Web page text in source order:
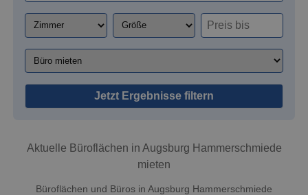
Jetzt Ergebnisse filtern
Aktuelle Büroflächen in Augsburg Hammerschmiede
mieten
Büroflächen und Büros in Augsburg Hammerschmiede